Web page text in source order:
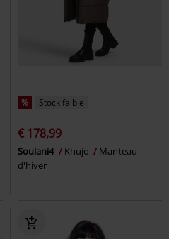
% Stock faible
€ 178,99
Soulani4 Khujo
Manteau
d'hiver